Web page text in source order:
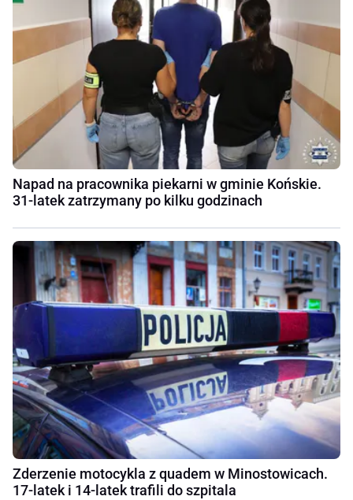
Napad na pracownika piekarni w gminie Końskie.
31-latek zatrzymany po kilku godzinach
Zderzenie motocykla z quadem w Minostowicach.
17-latek i 14-latek trafili do szpitala